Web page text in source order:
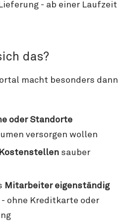
- ab einer Laufzeit
das?
macht besonders dann
oder Standorte
versorgen wollen
sauber
Mitarbeiter eigenständig
ohne Kreditkarte oder